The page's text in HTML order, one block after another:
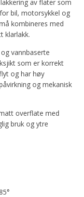
av flater som
bil, motorsykkel og
kombineres med
klarlakk.
vannbaserte
som er korrekt
og har høy
og mekanisk
overflate med
bruk og ytre